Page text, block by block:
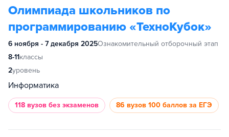
Олимпиада школьников по
программированию «ТехноКубок»
6 ноября - 7 декабря 2025Ознакомительный отборочный этап
8-11классы
2уровень
Информатика
118 вузов без экзаменов 86 вузов 100 баллов за ЕГЭ